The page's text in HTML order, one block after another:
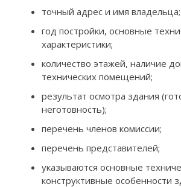
точный адрес и имя владельца;
год постройки, основные
характеристики;
количество этажей, наличие
технических помещений;
результат осмотра здания
неготовность);
перечень членов комиссии;
перечень представителей;
указываются основные
конструктивные особенности